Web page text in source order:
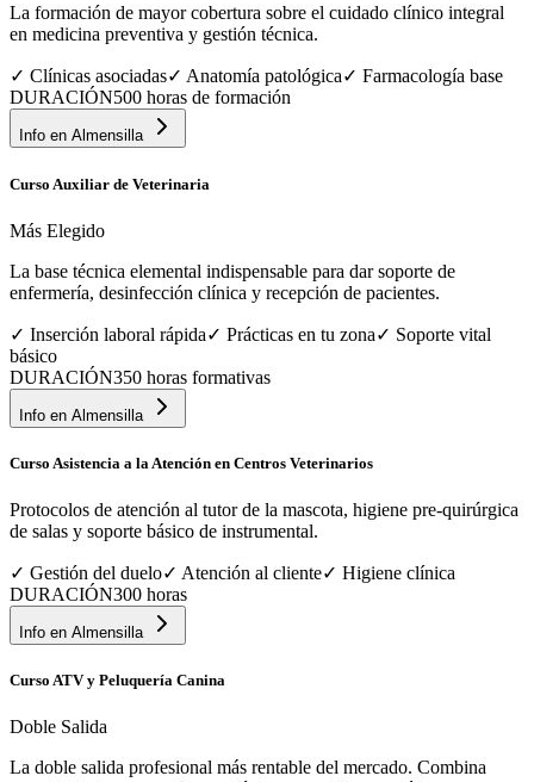
La formación de mayor cobertura sobre el cuidado clínico integral
en medicina preventiva y gestión técnica.
✓ Clínicas asociadas✓ Anatomía patológica✓ Farmacología base
DURACIÓN500 horas de formación
Info en Almensilla
Curso Auxiliar de Veterinaria
Más Elegido
La base técnica elemental indispensable para dar soporte de
enfermería, desinfección clínica y recepción de pacientes.
✓ Inserción laboral rápida✓ Prácticas en tu zona✓ Soporte vital
básico
DURACIÓN350 horas formativas
Info en Almensilla
Curso Asistencia a la Atención en Centros Veterinarios
Protocolos de atención al tutor de la mascota, higiene pre-quirúrgica
de salas y soporte básico de instrumental.
✓ Gestión del duelo✓ Atención al cliente✓ Higiene clínica
DURACIÓN300 horas
Info en Almensilla
Curso ATV y Peluquería Canina
Doble Salida
La doble salida profesional más rentable del mercado. Combina